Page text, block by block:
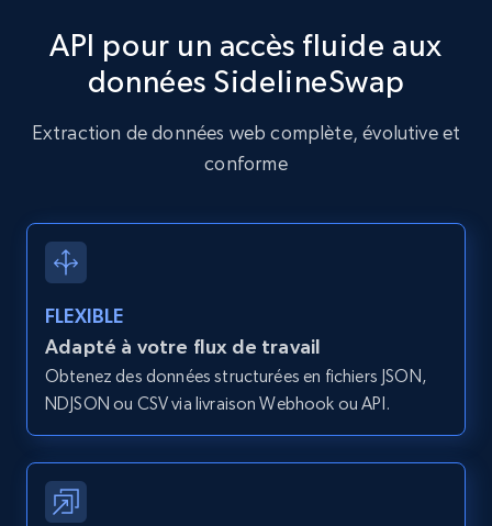
IsListingClaimedByCurrentSignedInUser,
IsCurrentSignedInAgentResponsible, Bedrooms,
and more.
12K+ 1.3K+ Essai gratuit
Zillow properties listing information -
Discover by custom filters - location, home
type and status
Zpid, City, State, HomeStatus, Address,
IsListingClaimedByCurrentSignedInUser,
IsCurrentSignedInAgentResponsible, Bedrooms,
and more.
API pour un accès fluide aux
données SidelineSwap
Extraction de données web complète, évolutive et
conforme
FLEXIBLE
Adapté à votre flux de travail
Obtenez des données structurées en fichiers JSON,
NDJSON ou CSV via livraison Webhook ou API.